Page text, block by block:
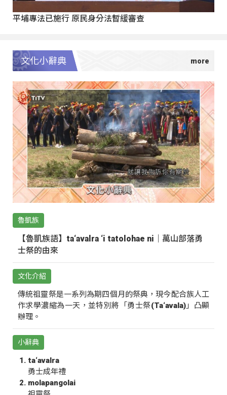
平埔專法已施行 原民身分法暫緩審查
文化小辭典
魯凱族
【魯凱族語】ta‘avalra ‘i tatolohae ni｜萬山部落勇
士祭的由來
文化介紹
傳統祖靈祭是一系列為期四個月的祭典，現今配合族人工
作求學濃縮為一天，並特別將「勇士祭(Ta‘avala)」凸顯
辦理。
小辭典
ta‘avalra
勇士成年禮
molapangolai